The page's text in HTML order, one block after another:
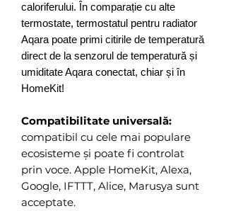
caloriferului. În comparație cu alte
termostate, termostatul pentru radiator
Aqara poate primi citirile de temperatură
direct de la senzorul de temperatură și
umiditate Aqara conectat, chiar și în
HomeKit!
Compatibilitate universală:
compatibil cu cele mai populare
ecosisteme și poate fi controlat
prin voce. Apple HomeKit, Alexa,
Google, IFTTT, Alice, Marusya sunt
acceptate.